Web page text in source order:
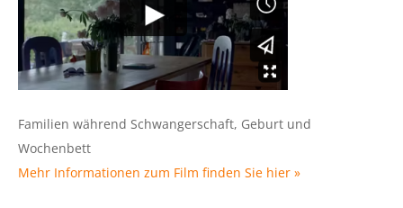
Familien während Schwangerschaft, Geburt und
Wochenbett
Mehr Informationen zum Film finden Sie hier »